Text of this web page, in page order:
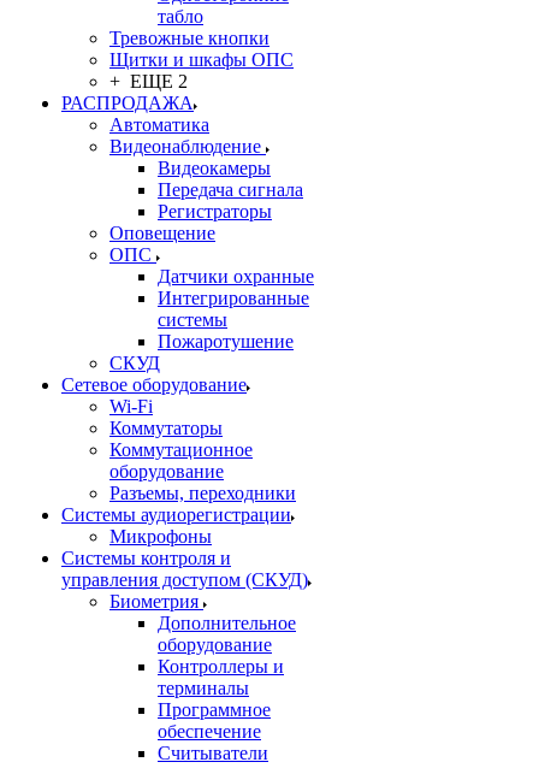
табло
Тревожные кнопки
Щитки и шкафы ОПС
+ ЕЩЕ 2
РАСПРОДАЖА
Автоматика
Видеонаблюдение
Видеокамеры
Передача сигнала
Регистраторы
Оповещение
ОПС
Датчики охранные
Интегрированные
системы
Пожаротушение
СКУД
Сетевое оборудование
Wi-Fi
Коммутаторы
Коммутационное
оборудование
Разъемы, переходники
Системы аудиорегистрации
Микрофоны
Системы контроля и
управления доступом (СКУД)
Биометрия
Дополнительное
оборудование
Контроллеры и
терминалы
Программное
обеспечение
Считыватели